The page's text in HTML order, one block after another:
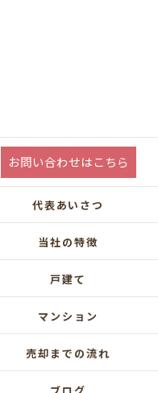
お問い合わせはこちら
代表あいさつ
当社の特徴
戸建て
マンション
売却までの流れ
ブログ